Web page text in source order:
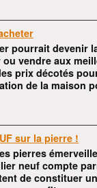
pourrait devenir
ou vendre aux
prix décotés
de la maison
sur la pierre !
pierres
neuf compte
de constituer